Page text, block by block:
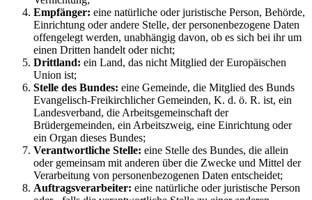
Empfänger: eine natürliche oder juristische Person, Behörde,
Einrichtung oder andere Stelle, der personenbezogene Daten
offengelegt werden, unabhängig davon, ob es sich bei ihr um
einen Dritten handelt oder nicht;
Drittland: ein Land, das nicht Mitglied der Europäischen
Union ist;
Stelle des Bundes: eine Gemeinde, die Mitglied des Bunds
Evangelisch-Freikirchlicher Gemeinden, K. d. ö. R. ist, ein
Landesverband, die Arbeitsgemeinschaft der
Brüdergemeinden, ein Arbeitszweig, eine Einrichtung oder
ein Organ dieses Bundes;
Verantwortliche Stelle: eine Stelle des Bundes, die allein
oder gemeinsam mit anderen über die Zwecke und Mittel der
Verarbeitung von personenbezogenen Daten entscheidet;
Auftragsverarbeiter: eine natürliche oder juristische Person